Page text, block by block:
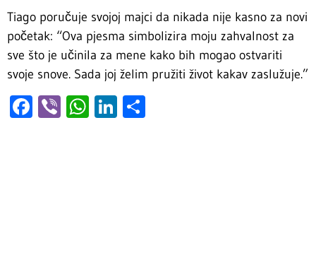
Tiago poručuje svojoj majci da nikada nije kasno za novi
početak: “Ova pjesma simbolizira moju zahvalnost za
sve što je učinila za mene kako bih mogao ostvariti
svoje snove. Sada joj želim pružiti život kakav zaslužuje.”
Facebook
ViberWhatsApp
LinkedIn